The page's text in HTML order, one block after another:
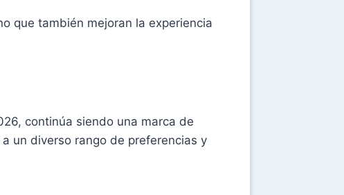
que también mejoran la experiencia
continúa siendo una marca de
un diverso rango de preferencias y